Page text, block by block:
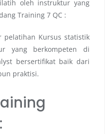
oleh instruktur yang
Training 7 QC :
pelatihan Kursus statistik
yang berkompeten di
bersertifikat baik dari
praktisi.